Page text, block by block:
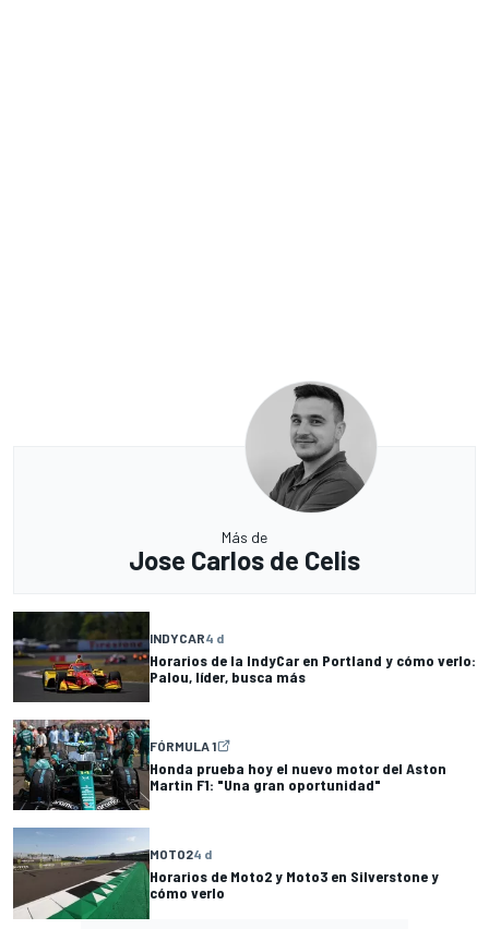
Más de
Jose Carlos de Celis
INDYCAR4 d
Horarios de la IndyCar en Portland y cómo verlo:
Palou, líder, busca más
FÓRMULA 1
Honda prueba hoy el nuevo motor del Aston
Martin F1: "Una gran oportunidad"
MOTO24 d
Horarios de Moto2 y Moto3 en Silverstone y
cómo verlo